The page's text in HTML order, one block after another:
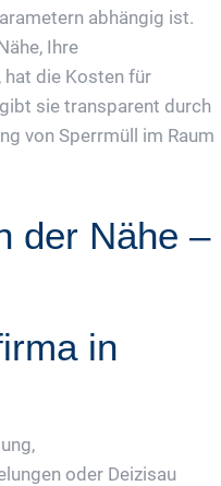
abhängig ist.
Ihre
hat die Kosten für
sie transparent durch
von Sperrmüll im Raum
der Nähe –
in
oder Deizisau